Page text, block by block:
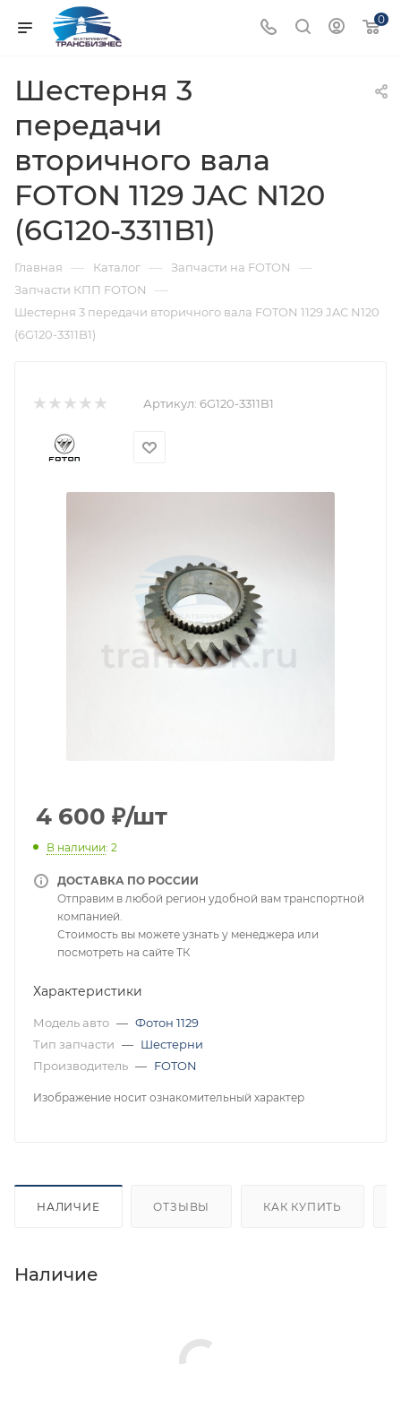
0
Шестерня 3
передачи
вторичного вала
FOTON 1129 JAC N120
(6G120-3311B1)
Главная — Каталог — Запчасти на FOTON —
Запчасти КПП FOTON —
Шестерня 3 передачи вторичного вала FOTON 1129 JAC N120
(6G120-3311B1)
Артикул: 6G120-3311B1
4 600 ₽/шт
В наличии: 2
ДОСТАВКА ПО РОССИИ
Отправим в любой регион удобной вам транспортной
компанией.
Стоимость вы можете узнать у менеджера или
посмотреть на сайте ТК
Характеристики
Модель авто — Фотон 1129
Тип запчасти — Шестерни
Производитель — FOTON
Изображение носит ознакомительный характер
НАЛИЧИЕ ОТЗЫВЫ КАК КУПИТЬ
Наличие